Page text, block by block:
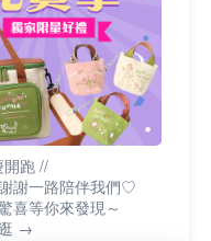
跑 //
謝一路陪伴我們♡
喜等你來發現～
→